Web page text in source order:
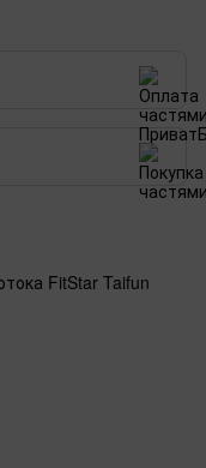
FitStar Taifun